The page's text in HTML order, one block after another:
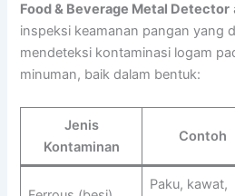
Food & Beverage Metal Detector
inspeksi keamanan pangan yang
mendeteksi kontaminasi logam
minuman, baik dalam bentuk:
Jenis
Kontaminan
Contoh
Paku, kawat,